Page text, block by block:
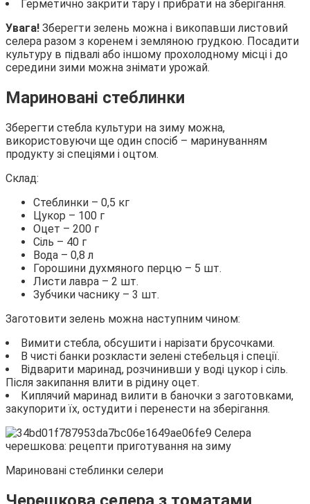
Герметично закрити тару і прибрати на зберігання.
Увага! Зберегти зелень можна і викопавши листовий
селера разом з коренем і земляною грудкою. Посадити
культуру в підвалі або іншому прохолодному місці і до
середини зими можна знімати урожай.
Мариновані стеблинки
Зберегти стебла культури на зиму можна,
використовуючи ще один спосіб – маринуванням
продукту зі спеціями і оцтом.
Склад:
Стеблинки – 0,5 кг
Цукор – 100 г
Оцет – 200 г
Сіль – 40 г
Вода – 0,8 л
Горошини духмяного перцю – 5 шт.
Листи лавра – 2 шт.
Зубчики часнику – 3 шт.
Заготовити зелень можна наступним чином:
Вимити стебла, обсушити і нарізати брусочками.
В чисті банки розкласти зелені стебельця і спеції.
Відварити маринад, розчинивши у воді цукор і сіль.
Після закипання влити в рідину оцет.
Киплячий маринад вилити в баночки з заготовками,
закупорити їх, остудити і перенести на зберігання.
Мариновані стеблинки селери